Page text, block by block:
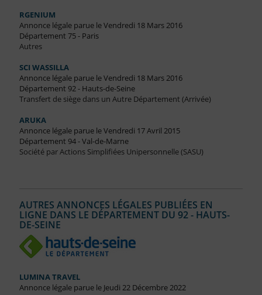
RGENIUM
Annonce légale parue le Vendredi 18 Mars 2016
Département 75 - Paris
Autres
SCI WASSILLA
Annonce légale parue le Vendredi 18 Mars 2016
Département 92 - Hauts-de-Seine
Transfert de siège dans un Autre Département (Arrivée)
ARUKA
Annonce légale parue le Vendredi 17 Avril 2015
Département 94 - Val-de-Marne
Société par Actions Simplifiées Unipersonnelle (SASU)
AUTRES ANNONCES LÉGALES PUBLIÉES EN
LIGNE DANS LE DÉPARTEMENT DU 92 - HAUTS-
DE-SEINE
LUMINA TRAVEL
Annonce légale parue le Jeudi 22 Décembre 2022